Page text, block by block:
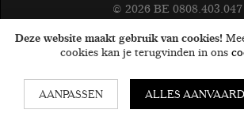
© 2026 BE 0808.403.047
Deze website maakt gebruik van cookies!
cookies kan je terugvinden in ons
AANPASSEN ALLES